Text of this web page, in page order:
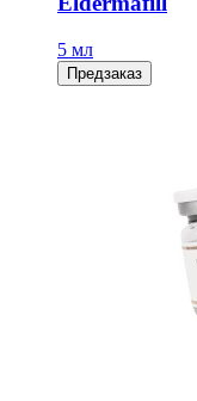
5 мл
Предзаказ